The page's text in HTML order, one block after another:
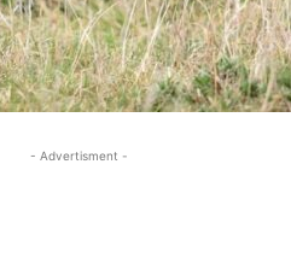
- Advertisment -